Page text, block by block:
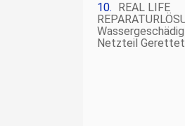
REAL LIFE
Netzteil Gerettet